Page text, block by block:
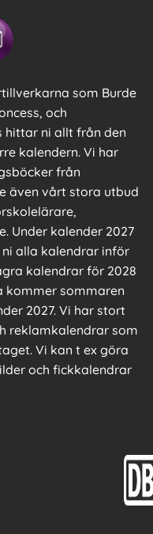
som Burde
och
hittar ni allt från den
kalendern. Vi har
från
även vårt stora utbud
Under kalender 2027
alla kalendrar inför
kalendrar för 2028
kommer sommaren
2027. Vi har stort
reklamkalendrar som
Vi kan t ex göra
och fickkalendrar